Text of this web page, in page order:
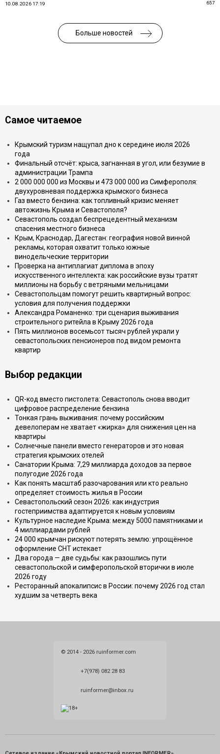
10.08.2026 17:19 657
Больше новостей
Самое читаемое
Крымский туризм нащупал дно к середине июля 2026
года
Финальный отсчёт: крыса, загнанная в угол, или безумие в
администрации Трампа
2 000 000 000 из Москвы и 473 000 000 из Симферополя:
двухуровневая поддержка крымского бизнеса
Газ вместо бензина: как топливный кризис меняет
автожизнь Крыма и Севастополя?
Севастополь создал беспрецедентный механизм
спасения местного бизнеса
Крым, Краснодар, Дагестан: география новой винной
рекламы, которая охватит только южные
винодельческие территории
Проверка на антиплагиат диплома в эпоху
искусственного интеллекта: как российские вузы тратят
миллионы на борьбу с ветряными мельницами
Севастопольцам помогут решить квартирный вопрос:
условия для получения поддержки
Александра Романенко: три сценария выживания
строительного ритейла в Крыму 2026 года
Пять миллионов восемьсот тысяч рублей украли у
севастопольских пенсионеров под видом ремонта
квартир
Выбор редакции
QR-код вместо пистолета: Севастополь снова вводит
цифровое распределение бензина
Тонкая грань выживания: почему российским
девелоперам не хватает «жирка» для снижения цен на
квартиры
Солнечные панели вместо генераторов и это новая
стратегия крымских отелей
Санатории Крыма: 7,29 миллиарда доходов за первое
полугодие 2026 года
Как понять масштаб разочарования или кто реально
определяет стоимость жилья в России
Севастопольский сезон 2026: как индустрия
гостеприимства адаптируется к новым условиям
Культурное наследие Крыма: между 5000 памятниками и
4 миллиардами рублей
24 000 крымчан рискуют потерять землю: упрощённое
оформление СНТ истекает
Два города — две судьбы: как разошлись пути
севастопольской и симферопольской вторички в июле
2026 году
Ресторанный апокалипсис в России: почему 2026 год стал
худшим за четверть века
© 2014 - 2026 ruinformer.com
+7(978) 082 28 83
ruinformer@inbox.ru